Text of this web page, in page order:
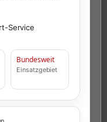
Service
Bundesweit
Einsatzgebiet